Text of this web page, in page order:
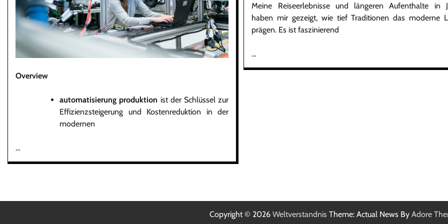
Overview
automatisierung produktion ist der Schlüssel zur
Effizienzsteigerung und Kostenreduktion in der
modernen
…
Meine Reiseerlebnisse und längeren Aufenthalte in
haben mir gezeigt, wie tief Traditionen das moderne
prägen. Es ist faszinierend
…
Copyright © 2026 Weltverstandnis Theme: Actual News By Adore